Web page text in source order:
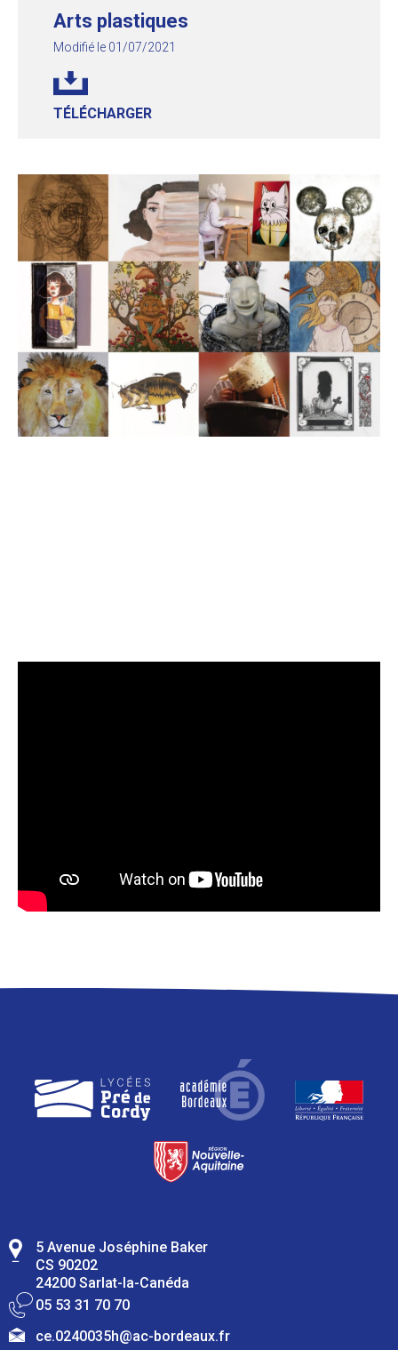
Arts plastiques
Modifié le 01/07/2021
TÉLÉCHARGER
5 Avenue Joséphine Baker
CS 90202
24200 Sarlat-la-Canéda
05 53 31 70 70
ce.0240035h@ac-bordeaux.fr